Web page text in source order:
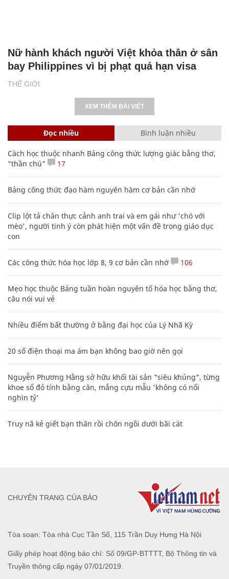
THẾ GIỚI
Nữ hành khách người Việt khỏa thân ở sân
bay Philippines vì bị phạt quá hạn visa
XEM THÊM BÀI VIẾT
Đọc nhiều Bình luận nhiều
Cách học thuộc nhanh Bảng công thức lượng giác bằng thơ,
"thần chú"
17
Bảng công thức đạo hàm nguyên hàm cơ bản cần nhớ
Clip lột tả chân thực cảnh anh trai và em gái như 'chó với
mèo', người tinh ý còn phát hiện một vấn đề trong giáo dục
con
Các công thức hóa học lớp 8, 9 cơ bản cần nhớ 106
Mẹo học thuộc Bảng tuần hoàn nguyên tố hóa học bằng thơ,
câu nói vui vẻ
Nhiều điểm bất thường ở bằng đại học của Lý Nhã Kỳ
20 số điện thoại ma ám bạn không bao giờ nên gọi
Nguyễn Phương Hằng sở hữu khối tài sản "siêu khủng", từng
khoe sổ đỏ tính bằng cân, mắng cựu mẫu 'không có nổi
nghìn tỷ'
Truy nã kẻ giết bạn thân rồi chôn ngồi dưới bãi cát
Tòa soạn: Tòa nhà Cục Tần Số, 115 Trần Duy Hưng Hà Nội
Giấy phép hoạt động báo chí: Số 09/GP-BTTTT, Bộ Thông tin và
Truyền thông cấp ngày 07/01/2019.
CHUYÊN TRANG CỦA BÁO